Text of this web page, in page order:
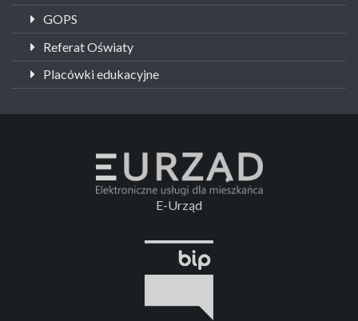
GOPS
Referat Oświaty
Placówki edukacyjne
E-Urząd